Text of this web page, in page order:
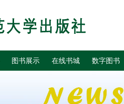
图书展示 在线书城 数字图书